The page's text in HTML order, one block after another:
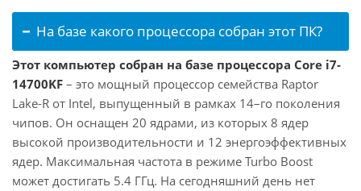
На базе какого процессора собран этот ПК?
Этот компьютер собран на базе процессора Core i7-
14700KF – это мощный процессор семейства Raptor
Lake-R от Intel, выпущенный в рамках 14–го поколения
чипов. Он оснащен 20 ядрами, из которых 8 ядер
высокой производительности и 12 энергоэффективных
ядер. Максимальная частота в режиме Turbo Boost
может достигать 5.4 ГГц. На сегодняшний день нет